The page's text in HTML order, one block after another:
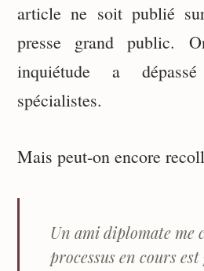
article ne soit publié
presse grand public.
inquiétude a
spécialistes.
Mais peut-on encore
Un ami diplomate me
processus en cours